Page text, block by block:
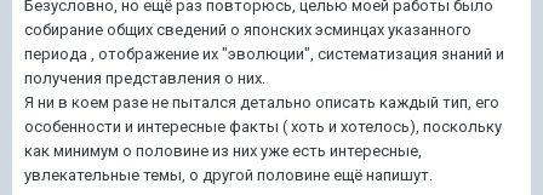
Безусловно, но ещё раз повторюсь, целью моей работы было
собирание общих сведений о японских эсминцах указанного
периода , отображение их "эволюции", систематизация знаний и
получения представления о них.
Я ни в коем разе не пытался детально описать каждый тип, его
особенности и интересные факты ( хоть и хотелось), поскольку
как минимум о половине из них уже есть интересные,
увлекательные темы, о другой половине ещё напишут.